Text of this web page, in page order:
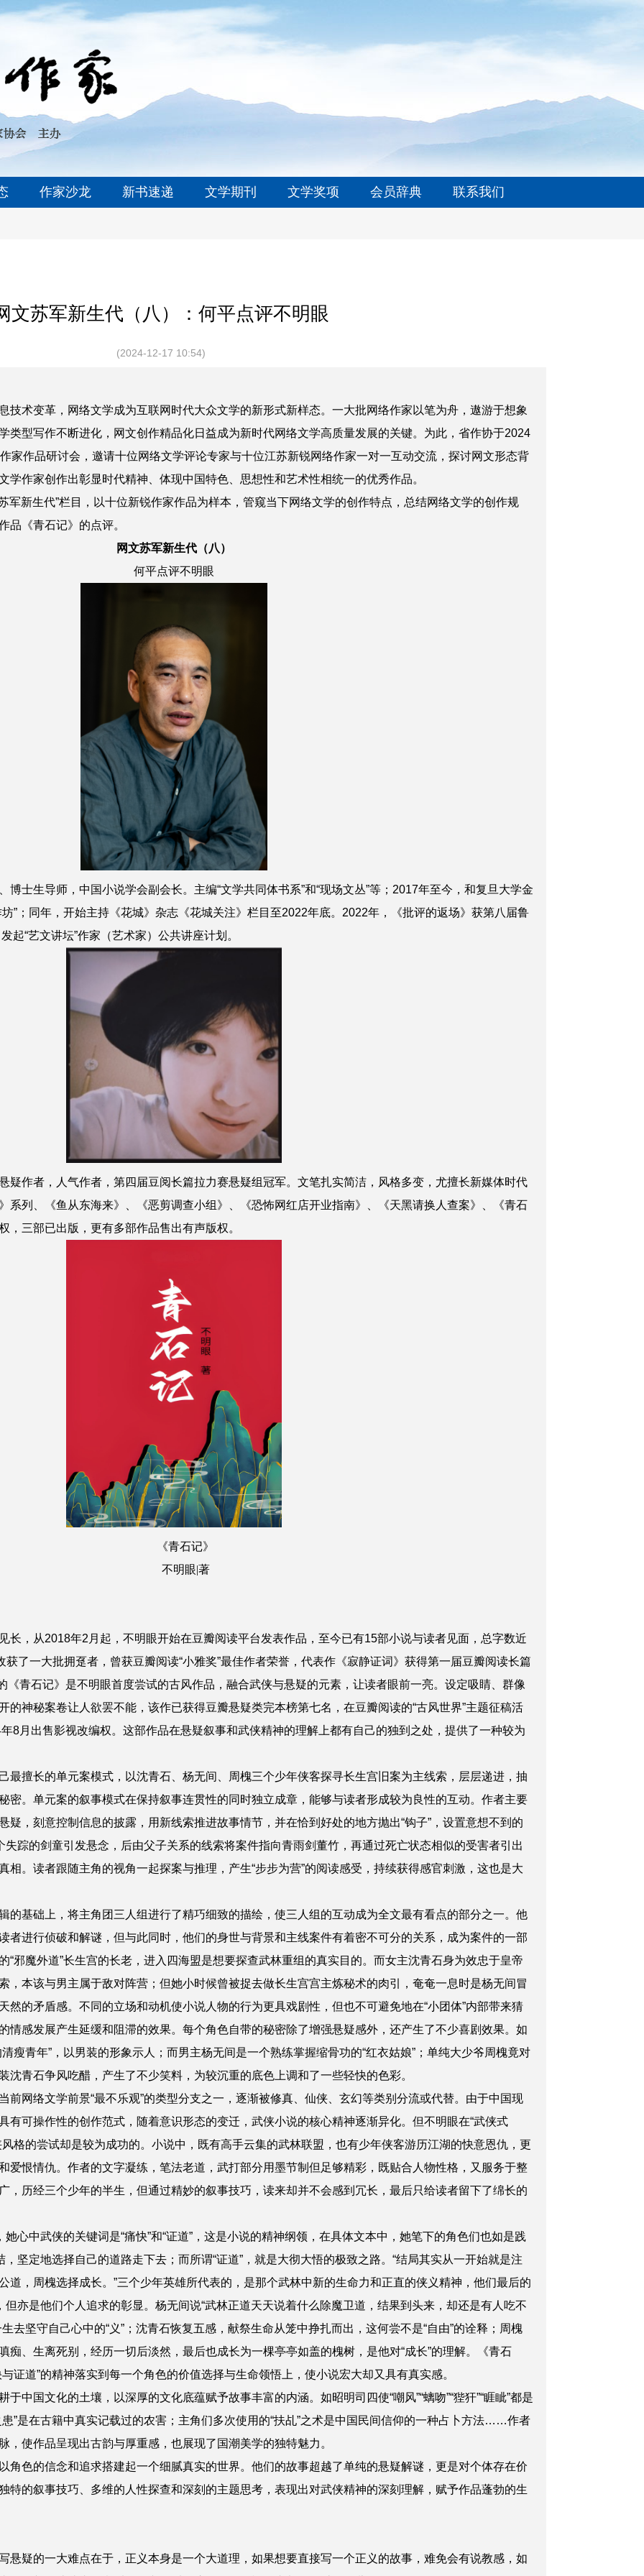
作家沙龙 新书速递 文学期刊 文学奖项 会员辞典 联系我们
文苏军新生代（八）：何平点评不明眼
(2024-12-17 10:54)
技术变革，网络文学成为互联网时代大众文学的新形式新样态。一大批网络作家以笔为舟，遨游于想象
类型写作不断进化，网文创作精品化日益成为新时代网络文学高质量发展的关键。为此，省作协于2024
家作品研讨会，邀请十位网络文学评论专家与十位江苏新锐网络作家一对一互动交流，探讨网文形态背
学作家创作出彰显时代精神、体现中国特色、思想性和艺术性相统一的优秀作品。
军新生代”栏目，以十位新锐作家作品为样本，管窥当下网络文学的创作特点，总结网络文学的创作规
品《青石记》的点评。
网文苏军新生代（八）
何平点评不明眼
生导师，中国小说学会副会长。主编“文学共同体书系”和“现场文丛”等；2017年至今，和复旦大学金
”；同年，开始主持《花城》杂志《花城关注》栏目至2022年底。2022年，《批评的返场》获第八届鲁
起“艺文讲坛”作家（艺术家）公共讲座计划。
疑作者，人气作者，第四届豆阅长篇拉力赛悬疑组冠军。文笔扎实简洁，风格多变，尤擅长新媒体时代
系列、《鱼从东海来》、《恶剪调查小组》、《恐怖网红店开业指南》、《天黑请换人查案》、《青石
，三部已出版，更有多部作品售出有声版权。
《青石记》
不明眼|著
长，从2018年2月起，不明眼开始在豆瓣阅读平台发表作品，至今已有15部小说与读者见面，总字数近
了一大批拥趸者，曾获豆瓣阅读“小雅奖”最佳作者荣誉，代表作《寂静证词》获得第一届豆瓣阅读长篇
《青石记》是不明眼首度尝试的古风作品，融合武侠与悬疑的元素，让读者眼前一亮。设定吸睛、群像
的神秘案卷让人欲罢不能，该作已获得豆瓣悬疑类完本榜第七名，在豆瓣阅读的“古风世界”主题征稿活
8月出售影视改编权。这部作品在悬疑叙事和武侠精神的理解上都有自己的独到之处，提供了一种较为
最擅长的单元案模式，以沈青石、杨无间、周槐三个少年侠客探寻长生宫旧案为主线索，层层递进，抽
密。单元案的叙事模式在保持叙事连贯性的同时独立成章，能够与读者形成较为良性的互动。作者主要
疑，刻意控制信息的披露，用新线索推进故事情节，并在恰到好处的地方抛出“钩子”，设置意想不到的
失踪的剑童引发悬念，后由父子关系的线索将案件指向青雨剑董竹，再通过死亡状态相似的受害者引出
相。读者跟随主角的视角一起探案与推理，产生“步步为营”的阅读感受，持续获得感官刺激，这也是大
的基础上，将主角团三人组进行了精巧细致的描绘，使三人组的互动成为全文最有看点的部分之一。他
者进行侦破和解谜，但与此同时，他们的身世与背景和主线案件有着密不可分的关系，成为案件的一部
“邪魔外道”长生宫的长老，进入四海盟是想要探查武林重组的真实目的。而女主沈青石身为效忠于皇帝
，本该与男主属于敌对阵营；但她小时候曾被捉去做长生宫宫主炼秘术的肉引，奄奄一息时是杨无间冒
然的矛盾感。不同的立场和动机使小说人物的行为更具戏剧性，但也不可避免地在“小团体”内部带来猜
情感发展产生延缓和阻滞的效果。每个角色自带的秘密除了增强悬疑感外，还产生了不少喜剧效果。如
瘦青年”，以男装的形象示人；而男主杨无间是一个熟练掌握缩骨功的“红衣姑娘”；单纯大少爷周槐竟对
沈青石争风吃醋，产生了不少笑料，为较沉重的底色上调和了一些轻快的色彩。
前网络文学前景“最不乐观”的类型分支之一，逐渐被修真、仙侠、玄幻等类别分流或代替。由于中国现
有可操作性的创作范式，随着意识形态的变迁，武侠小说的核心精神逐渐异化。但不明眼在“武侠式
格的尝试却是较为成功的。小说中，既有高手云集的武林联盟，也有少年侠客游历江湖的快意恩仇，更
爱恨情仇。作者的文字凝练，笔法老道，武打部分用墨节制但足够精彩，既贴合人物性格，又服务于整
，历经三个少年的半生，但通过精妙的叙事技巧，读来却并不会感到冗长，最后只给读者留下了绵长的
她心中武侠的关键词是“痛快”和“证道”，这是小说的精神纲领，在具体文本中，她笔下的角色们也如是践
，坚定地选择自己的道路走下去；而所谓“证道”，就是大彻大悟的极致之路。“结局其实从一开始就是注
道，周槐选择成长。”三个少年英雄所代表的，是那个武林中新的生命力和正直的侠义精神，他们最后的
但亦是他们个人追求的彰显。杨无间说“武林正道天天说着什么除魔卫道，结果到头来，却还是有人吃不
去坚守自己心中的“义”；沈青石恢复五感，献祭生命从笼中挣扎而出，这何尝不是“自由”的诠释；周槐
痴、生离死别，经历一切后淡然，最后也成长为一棵亭亭如盖的槐树，是他对“成长”的理解。《青石
证道”的精神落实到每一个角色的价值选择与生命领悟上，使小说宏大却又具有真实感。
中国文化的土壤，以深厚的文化底蕴赋予故事丰富的内涵。如昭明司四使“嘲风”“螭吻”“狴犴”“睚眦”都是
”是在古籍中真实记载过的农害；主角们多次使用的“‌扶乩”之术‌是中国民间信仰的一种占卜方法……作者
，使作品呈现出古韵与厚重感，也展现了国潮美学的独特魅力。
角色的信念和追求搭建起一个细腻真实的世界。他们的故事超越了单纯的悬疑解谜，更是对个体存在价
特的叙事技巧、多维的人性探查和深刻的主题思考，表现出对武侠精神的深刻理解，赋予作品蓬勃的生
悬疑的一大难点在于，正义本身是一个大道理，如果想要直接写一个正义的故事，难免会有说教感，如